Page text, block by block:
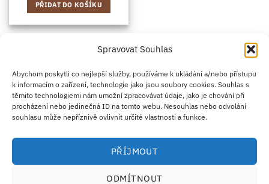
Spravovat Souhlas
Abychom poskytli co nejlepší služby, používáme k ukládání a/nebo přístupu
k informacím o zařízení, technologie jako jsou soubory cookies. Souhlas s
těmito technologiemi nám umožní zpracovávat údaje, jako je chování při
procházení nebo jedinečná ID na tomto webu. Nesouhlas nebo odvolání
souhlasu může nepříznivě ovlivnit určité vlastnosti a funkce.
PŘÍJMOUT
ODMÍTNOUT
PŘIDAT DO KOŠÍKU
Credit
Card
2
Klarna
Apple
Pay
Google
Pay
PayPal
ZÁSADY DOPRAVY
ZÁSADY VRÁCENÍ ZBOŽÍ
OBCHODNÍ PODMÍNKY
KONTAKT O NÁS B2B
IMPRINT
OMEZENÍ ODPOVĚDNOSTI
ZÁSADY COOKIES
Antim I Street, No. 14, fl. 2, law office, 1303 Sofia, Bulharsko